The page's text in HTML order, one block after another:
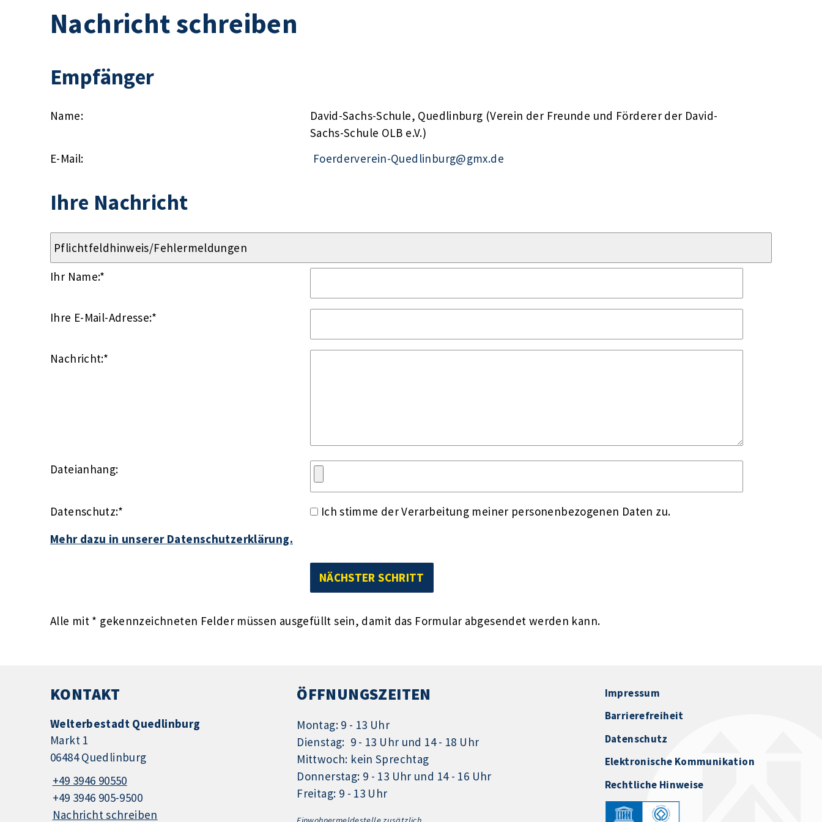
Nachricht schreiben
Empfänger
Name:
David-Sachs-Schule, Quedlinburg (Verein der Freunde und Förderer der David-
Sachs-Schule OLB e.V.)
E-Mail:
Foerderverein-Quedlinburg@gmx.de
Ihre Nachricht
Ihr Name:*
Ihre E-Mail-Adresse:*
Nachricht:*
Dateianhang:
Datenschutz:*
Ich stimme der Verarbeitung meiner personenbezogenen Daten zu.
Mehr dazu in unserer Datenschutzerklärung.
Alle mit * gekennzeichneten Felder müssen ausgefüllt sein, damit das Formular abgesendet werden kann.
KONTAKT
Welterbestadt Quedlinburg
Markt 1
06484 Quedlinburg
+49 3946 90550
+49 3946 905-9500
Nachricht schreiben
ÖFFNUNGSZEITEN
Montag: 9 - 13 Uhr
Dienstag: 9 - 13 Uhr und 14 - 18 Uhr
Mittwoch: kein Sprechtag
Donnerstag: 9 - 13 Uhr und 14 - 16 Uhr
Freitag: 9 - 13 Uhr
Impressum
Barrierefreiheit
Datenschutz
Elektronische Kommunikation
Rechtliche Hinweise